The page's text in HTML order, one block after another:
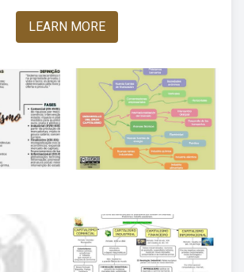
LEARN MORE